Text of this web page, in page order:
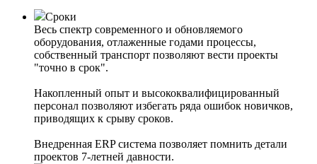
Сроки
Весь спектр современного и обновляемого
оборудования, отлаженные годами процессы,
собственный транспорт позволяют вести проекты
"точно в срок".
Накопленный опыт и высококвалифицированный
персонал позволяют избегать ряда ошибок новичков,
приводящих к срыву сроков.
Внедренная ERP система позволяет помнить детали
проектов 7-летней давности.